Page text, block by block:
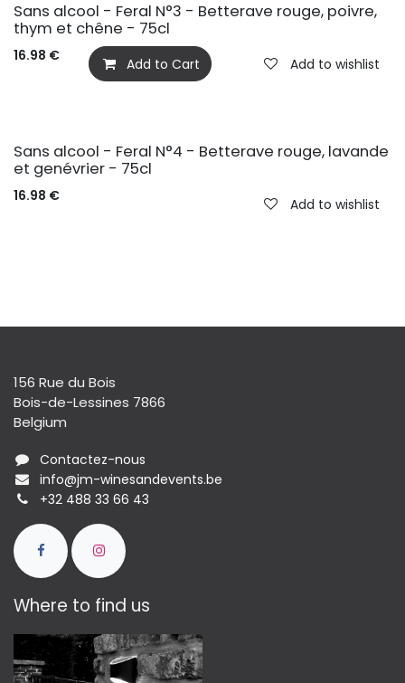
BIO
Sans alcool - Feral N°3 - Betterave rouge, poivre,
thym et chêne - 75cl
16.98 € Add to Cart Add to wishlist
BIO
Sans alcool - Feral N°4 - Betterave rouge, lavande
et genévrier - 75cl
16.98 € Add to wishlist
156 Rue du Bois
Bois-de-Lessines 7866
Belgium
Contactez-nous
info@jm-winesandevents.be
+32 488 33 66 43
Where to find us​